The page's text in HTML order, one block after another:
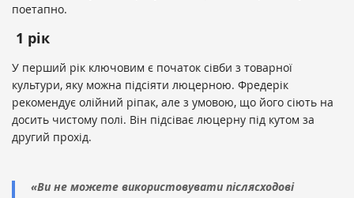
поетапно.
1 рік
У перший рік ключовим є початок сівби з товарної
культури, яку можна підсіяти люцерною. Фредерік
рекомендує олійний ріпак, але з умовою, що його сіють на
досить чистому полі. Він підсіває люцерну під кутом за
другий прохід.
«Ви не можете використовувати післясходові